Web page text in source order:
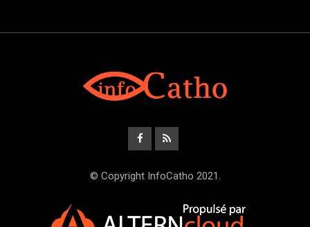
© Copyright InfoCatho 2021.